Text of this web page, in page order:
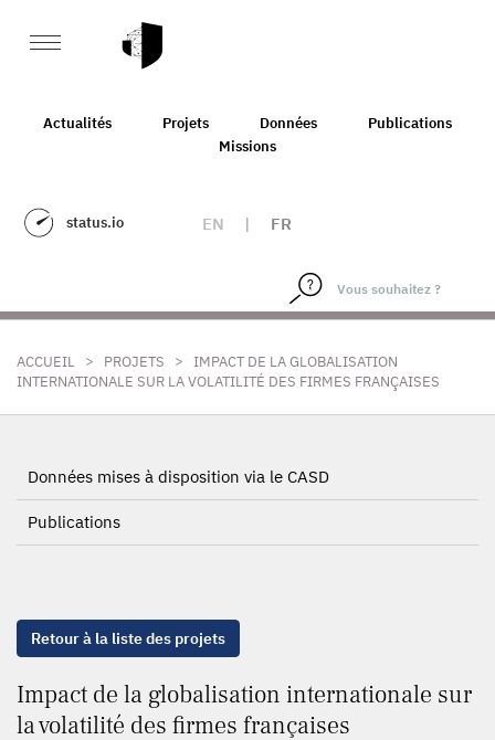
Actualités Projets Données
Publications
Missions
status.io EN | FR
ACCUEIL > PROJETS > IMPACT DE LA GLOBALISATION
INTERNATIONALE SUR LA VOLATILITÉ DES FIRMES FRANÇAISES
Données mises à disposition via le CASD
Publications
Retour à la liste des projets
Impact de la globalisation internationale sur
la volatilité des firmes françaises